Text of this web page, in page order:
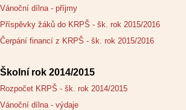
Vánoční dílna - příjmy
Příspěvky žáků do KRPŠ - šk. rok 2015/2016
Čerpání financí z KRPŠ - šk. rok 2015/2016
Školní rok 2014/2015
Rozpočet KRPŠ - šk. rok 2014/2015
Vánoční dílna - výdaje